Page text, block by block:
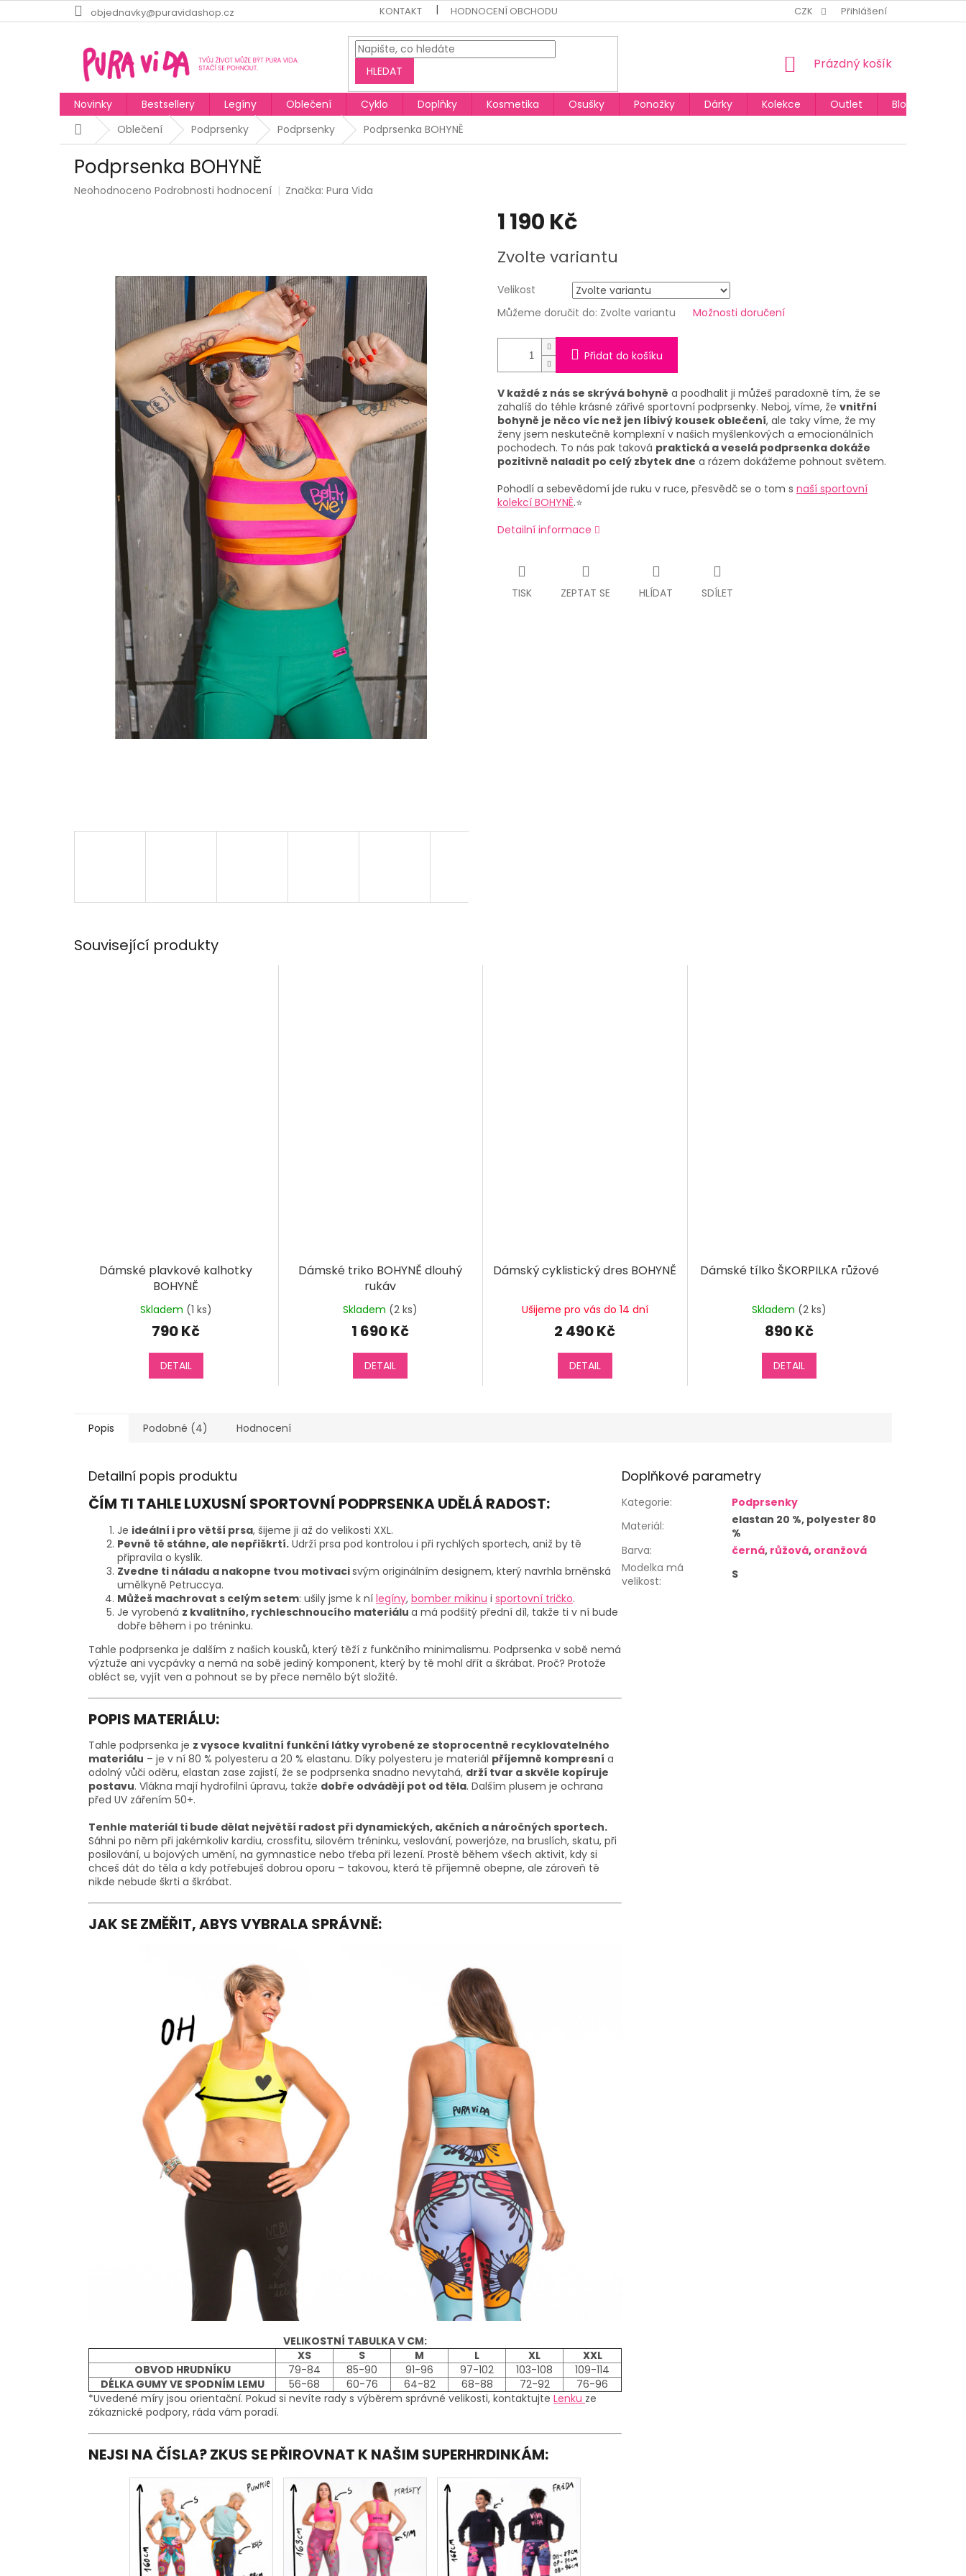
na
objednavky@puravidashop.cz KONTAKT HODNOCENÍ OBCHODU CZK Přihlášení
HLEDAT
NÁKUPNÍ
Prázdný košík
Novinky Bestsellery Legíny Oblečení Cyklo Doplňky Kosmetika Osušky Ponožky Dárky Kolekce Outlet
Blog
DomůOblečení Podprsenky Podprsenky Podprsenka BOHYNĚ
Podprsenka BOHYNĚ
Průměrné
hvězdiček.
Neohodnoceno Podrobnosti hodnocení Značka:Pura Vida
1 190 Kč
cena:
Zvolte variantu
Velikost
Můžeme doručit do: Zvolte variantu Možnosti doručení
Přidat do košíku
V každé z nás se skrývá bohyně a poodhalit ji můžeš paradoxně tím, že se
zahalíš do téhle krásné zářivé sportovní podprsenky. Neboj, víme, že vnitřní
bohyně je něco víc než jen líbivý kousek oblečení, ale taky víme, že my
ženy jsem neskutečně komplexní v našich myšlenkových a emocionálních
pochodech. To nás pak taková praktická a veselá podprsenka dokáže
pozitivně naladit po celý zbytek dne a rázem dokážeme pohnout světem.
Pohodlí a sebevědomí jde ruku v ruce, přesvědč se o tom s naší sportovní
kolekcí BOHYNĚ.⭐
Detailní informace
TISK ZEPTAT SE HLÍDAT SDÍLET
Související produkty
Dámské plavkové kalhotky
BOHYNĚ
Skladem (1 ks)
790 Kč
DETAIL
Dámské triko BOHYNĚ dlouhý
rukáv
Skladem (2 ks)
1 690 Kč
DETAIL
Dámský cyklistický dres BOHYNĚ
Ušijeme pro vás do 14 dní
2 490 Kč
DETAIL
Dámské tílko ŠKORPILKA růžové
Skladem (2 ks)
890 Kč
DETAIL
Popis Podobné (4) Hodnocení
Detailní popis produktu
ČÍM TI TAHLE LUXUSNÍ SPORTOVNÍ PODPRSENKA UDĚLÁ RADOST:
Je ideální i pro větší prsa, šijeme ji až do velikosti XXL.
Pevně tě stáhne, ale nepřiškrtí. Udrží prsa pod kontrolou i při rychlých sportech, aniž by tě
připravila o kyslík.
Zvedne ti náladu a nakopne tvou motivacisvým originálním designem, který navrhla brněnská
umělkyně Petruccya.
Můžeš machrovat s celým setem: ušily jsme k ní legíny, bomber mikinu i sportovní tričko.
Je vyrobená z kvalitního, rychleschnoucího materiálu a má podšitý přední díl, takže ti v ní bude
dobře během i po tréninku.
Tahle podprsenka je dalším z našich kousků, který těží z funkčního minimalismu. Podprsenka v sobě nemá
výztuže ani vycpávky a nemá na sobě jediný komponent, který by tě mohl dřít a škrábat. Proč? Protože
obléct se, vyjít ven a pohnout se by přece nemělo být složité.
POPIS MATERIÁLU:
Tahle podprsenka je z vysoce kvalitní funkční látky vyrobené ze stoprocentně recyklovatelného
materiálu – je v ní 80 % polyesteru a 20 % elastanu. Díky polyesteru je materiál příjemně kompresní a
odolný vůči oděru, elastan zase zajistí, že se podprsenka snadno nevytahá, drží tvar a skvěle kopíruje
postavu. Vlákna mají hydrofilní úpravu, takže dobře odvádějí pot od těla. Dalším plusem je ochrana
před UV zářením 50+.
Tenhle materiál ti bude dělat největší radost při dynamických, akčních a náročných sportech.
Sáhni po něm při jakémkoliv kardiu, crossfitu, silovém tréninku, veslování, powerjóze, na bruslích, skatu, při
posilování, u bojových umění, na gymnastice nebo třeba při lezení. Prostě během všech aktivit, kdy si
chceš dát do těla a kdy potřebuješ dobrou oporu – takovou, která tě příjemně obepne, ale zároveň tě
nikde nebude škrti a škrábat.
JAK SE ZMĚŘIT, ABYS VYBRALA SPRÁVNĚ:
VELIKOSTNÍ TABULKA V CM:
XS
S M L XL
XXL
OBVOD HRUDNÍKU
79-84 85-90 91-96 97-102 103-108
109-114
DÉLKA GUMY VE SPODNÍM LEMU
56-68 60-76 64-82 68-88 72-92
76-96
*Uvedené míry jsou orientační. Pokud si nevíte rady s výběrem správné velikosti, kontaktujte Lenku ze
zákaznické podpory, ráda vám poradí.
NEJSI NA ČÍSLA? ZKUS SE PŘIROVNAT K NAŠIM SUPERHRDINKÁM:
Doplňkové parametry
Kategorie:
Podprsenky
Materiál:
elastan 20 %, polyester 80
%
Barva: černá, růžová, oranžová
Modelka má
velikost: S